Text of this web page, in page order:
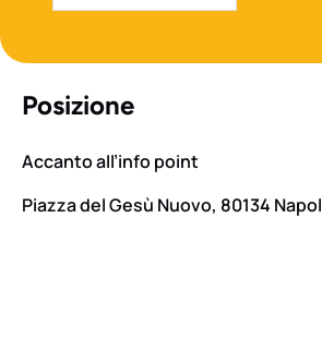
Posizione
Accanto all’info point
Piazza del Gesù Nuovo, 80134